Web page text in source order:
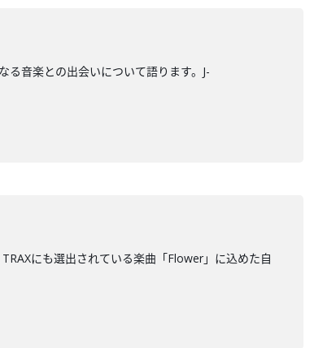
音楽との出会いについて語ります。J-
にも選出されている楽曲「Flower」に込めた自